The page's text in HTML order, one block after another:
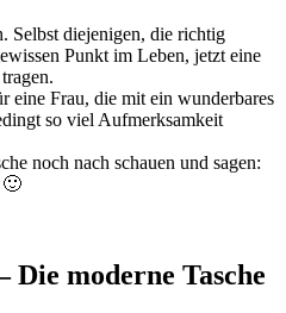
Selbst diejenigen, die richtig
Punkt im Leben, jetzt eine
eine Frau, die mit ein wunderbares
so viel Aufmerksamkeit
noch nach schauen und sagen:
🙂
Die moderne Tasche